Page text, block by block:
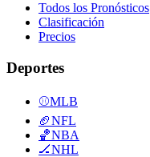
Todos los Pronósticos
Clasificación
Precios
Deportes
⚾MLB
🏈NFL
🏀NBA
🏒NHL